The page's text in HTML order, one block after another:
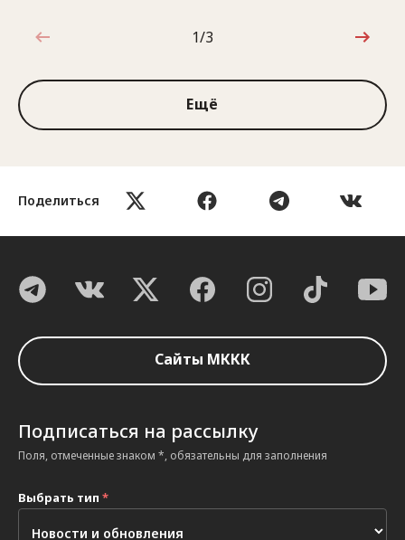
Поделиться
1 из 3
1/3
Ещё
Сайты МККК
Подписаться на рассылку
Поля, отмеченные знаком *, обязательны для заполнения
Выбрать тип *